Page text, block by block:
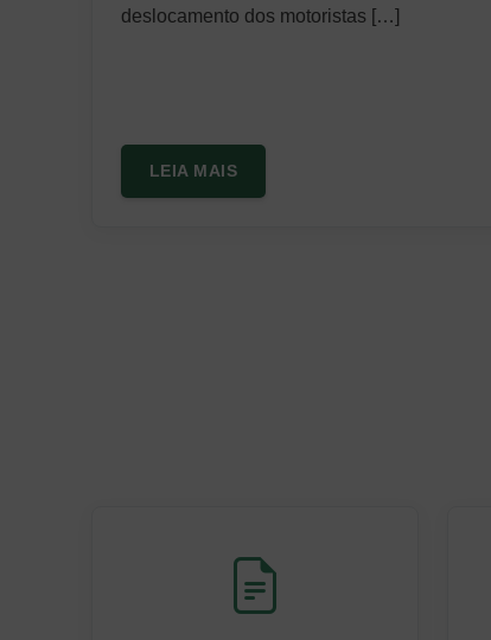
deslocamento dos motoristas […]
LEIA MAIS